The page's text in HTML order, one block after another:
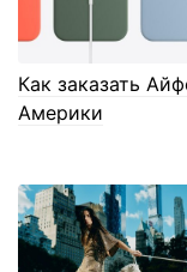
Как заказать
Америки